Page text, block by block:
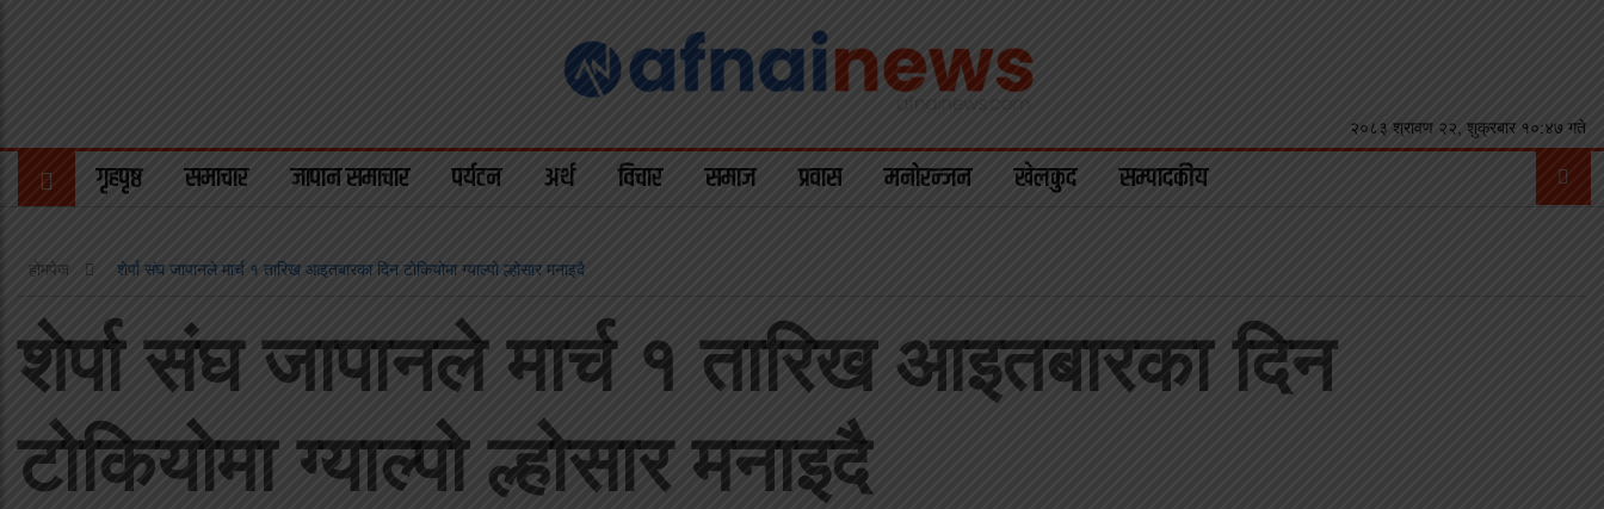
२०८३ श्रावण २२, शुक्रबार १०:४७ गते
गृहपृष्ठ समाचार जापान समाचार पर्यटन अर्थ विचार समाज प्रवास मनोरन्जन खेलकुद सम्पादकीय
होमपेज शेर्पा संघ जापानले मार्च १ तारिख आइतबारका दिन टोकियोमा ग्याल्पो ल्होसार मनाइदै
शेर्पा संघ जापानले मार्च १ तारिख आइतबारका दिन
टोकियोमा ग्याल्पो ल्होसार मनाइदै